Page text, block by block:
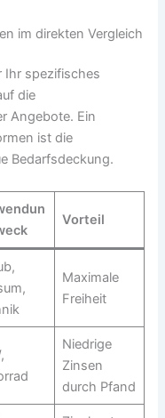
im direkten Vergleich
Ihr spezifisches
die
Angebote. Ein
ist die
Bedarfsdeckung.
Vorteil
Maximale
Freiheit
Niedrige
Zinsen
durch Pfand